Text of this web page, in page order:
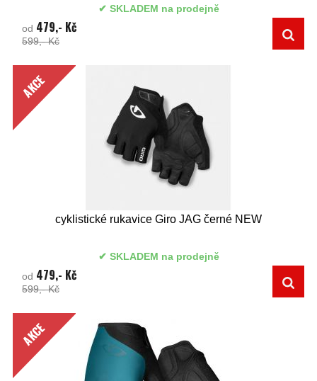
SKLADEM na prodejně
od 479,- Kč
599,- Kč
AKCE
cyklistické rukavice Giro JAG černé NEW
SKLADEM na prodejně
od 479,- Kč
599,- Kč
AKCE